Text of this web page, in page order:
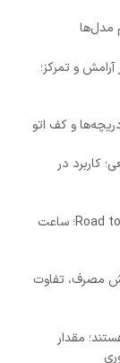
مدل‌ها
و تمرکز؛
و کف اتو
کاربرد در
سریال قصه‌های جزیره؛ داستان و بازیگران Road to Avonlea؛ ساعت
مصرف، تفاوت
مقدار